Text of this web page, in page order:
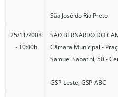
São José do Rio Preto
25/11/2008
- 10:00h
SÃO BERNARDO DO
Câmara Municipal -
Samuel Sabatini, 50 -
GSP-Leste, GSP-ABC